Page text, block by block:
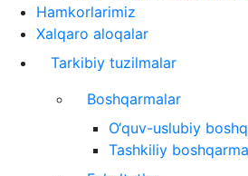
Hamkorlarimiz
Xalqaro aloqalar
Tarkibiy tuzilmalar
Boshqarmalar
O‘quv-uslubiy
Tashkiliy boshqarma